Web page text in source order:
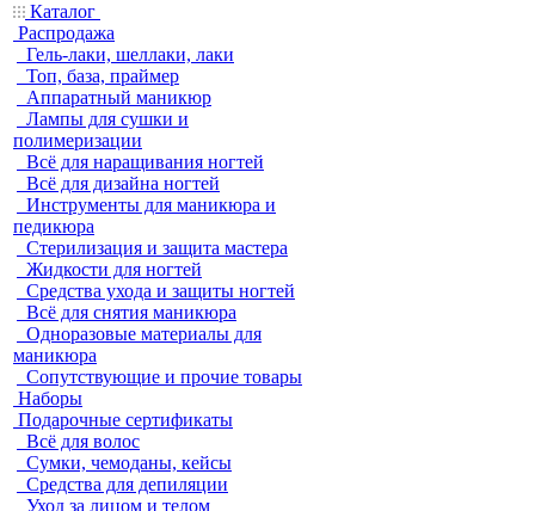
Каталог
Распродажа
Гель-лаки, шеллаки, лаки
Топ, база, праймер
Аппаратный маникюр
Лампы для сушки и
полимеризации
Всё для наращивания ногтей
Всё для дизайна ногтей
Инструменты для маникюра и
педикюра
Стерилизация и защита мастера
Жидкости для ногтей
Средства ухода и защиты ногтей
Всё для снятия маникюра
Одноразовые материалы для
маникюра
Сопутствующие и прочие товары
Наборы
Подарочные сертификаты
Всё для волос
Сумки, чемоданы, кейсы
Средства для депиляции
Уход за лицом и телом